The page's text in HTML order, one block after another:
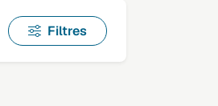
Filtres